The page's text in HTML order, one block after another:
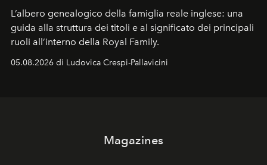
L’albero genealogico della famiglia reale inglese: una
guida alla struttura dei titoli e al significato dei principali
ruoli all’interno della Royal Family.
05.08.2026 di Ludovica Crespi-Pallavicini
Magazines